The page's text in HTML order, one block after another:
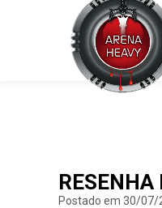
RESENHA
Postado em 30/07/